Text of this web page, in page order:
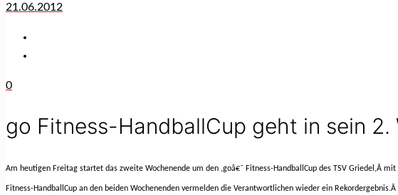
21.06.2012
0
go Fitness-HandballCup geht in sein 2.
Am heutigen Freitag startet das zweite Wochenende um den ,goâ€˜ Fitness-HandballCup des TSV Griedel ,Â mit
Fitness-HandballCup an den beiden Wochenenden vermelden die Verantwortlichen wieder ein Rekordergebnis.Â